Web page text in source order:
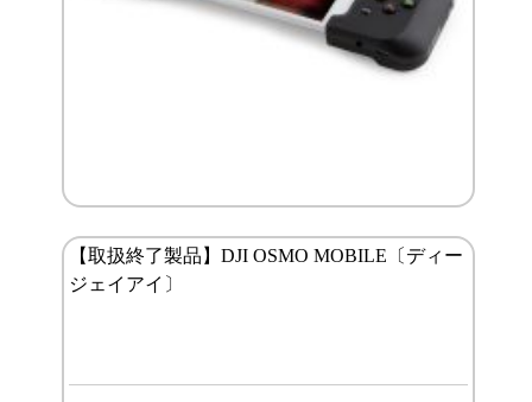
【取扱終了製品】DJI OSMO MOBILE〔ディー
ジェイアイ〕